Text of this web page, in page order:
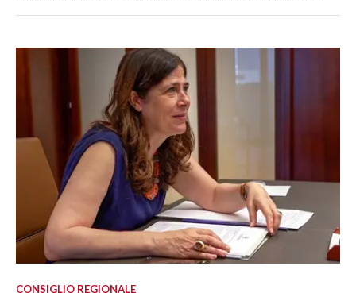
CONSIGLIO REGIONALE